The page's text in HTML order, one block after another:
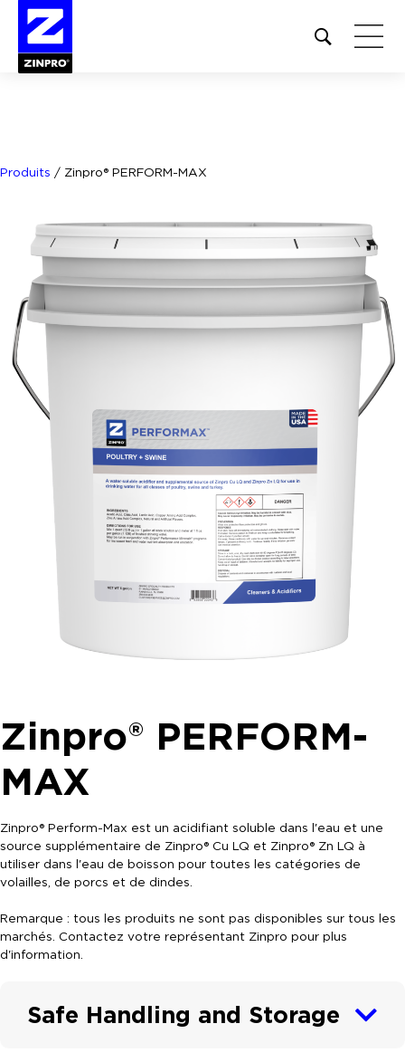
Open
site
Produits / Zinpro® PERFORM-MAX
Zinpro® PERFORM-
MAX
Zinpro® Perform-Max est un acidifiant soluble dans l'eau et une
source supplémentaire de Zinpro® Cu LQ et Zinpro® Zn LQ à
utiliser dans l'eau de boisson pour toutes les catégories de
volailles, de porcs et de dindes.
Remarque : tous les produits ne sont pas disponibles sur tous les
marchés. Contactez votre représentant Zinpro pour plus
d'information.
Safe Handling and Storage